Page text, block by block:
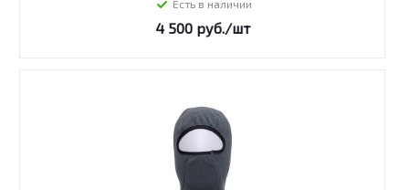
Есть в наличии
4 500 руб./шт